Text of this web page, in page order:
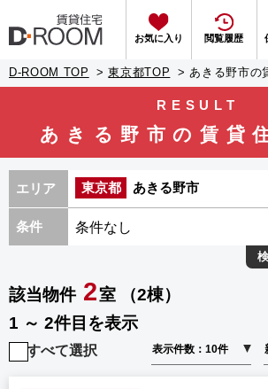
お気に入り 閲覧履歴
D-ROOM TOP 東京都TOP あきる野市の
RESULT
あきる野市の賃貸
エリア 東京都 あきる野市
条件 条件なし
該当物件 2室 （2棟）
1 ～ 2件目を表示
すべて選択